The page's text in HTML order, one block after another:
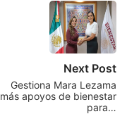
Next Post
Gestiona Mara Lezama
más apoyos de bienestar
para…